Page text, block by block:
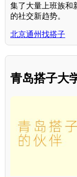
集了大量上班族和
的社交新趋势。
北京通州找搭子
青岛搭子大